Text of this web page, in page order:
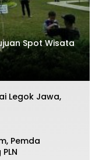
Spot Wisata
Legok Jawa,
Pemda